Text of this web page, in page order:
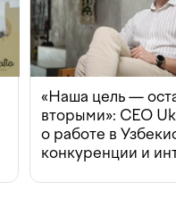
«Наша цель —
вторыми»: CEO
о работе в
конкуренции и